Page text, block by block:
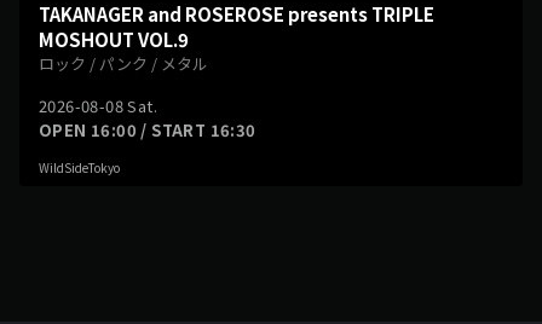
TAKANAGER and ROSEROSE presents TRIPLE
MOSHOUT VOL.9
ロック / パンク / メタル
2026-08-08 Sat.
OPEN 16:00 / START 16:30
WildSideTokyo